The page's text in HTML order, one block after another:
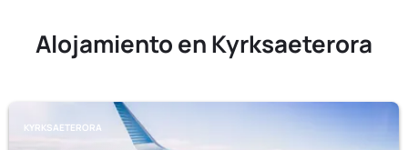
Alojamiento en Kyrksaeterora
KYRKSAETERORA